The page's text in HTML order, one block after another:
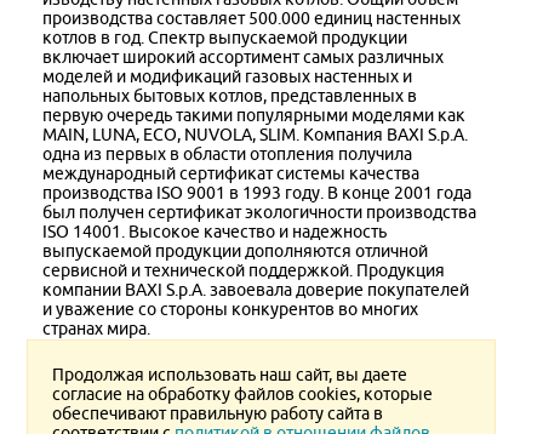
производства составляет 500.000 единиц настенных
котлов в год. Спектр выпускаемой продукции
включает широкий ассортимент самых различных
моделей и модификаций газовых настенных и
напольных бытовых котлов, представленных в
первую очередь такими популярными моделями как
MAIN, LUNA, ECO, NUVOLA, SLIM. Компания BAXI S.p.A.
одна из первых в области отопления получила
международный сертификат системы качества
производства ISO 9001 в 1993 году. В конце 2001 года
был получен сертификат экологичности производства
ISO 14001. Высокое качество и надежность
выпускаемой продукции дополняются отличной
сервисной и технической поддержкой. Продукция
компании BAXI S.p.A. завоевала доверие покупателей
и уважение со стороны конкурентов во многих
странах мира.
Продолжая использовать наш сайт, вы даете
согласие на обработку файлов cookies, которые
обеспечивают правильную работу сайта в